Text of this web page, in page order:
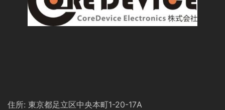
住所: 東京都足立区中央本町1-20-17A